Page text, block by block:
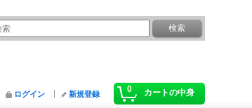
0 カートの中身
ログイン 新規登録